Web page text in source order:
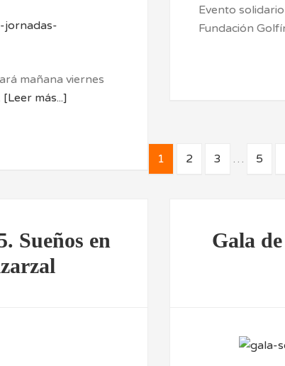
mañana viernes
[Leer más...]
Evento
Fundación
Sueños en
Gala
1 2 3 … 5